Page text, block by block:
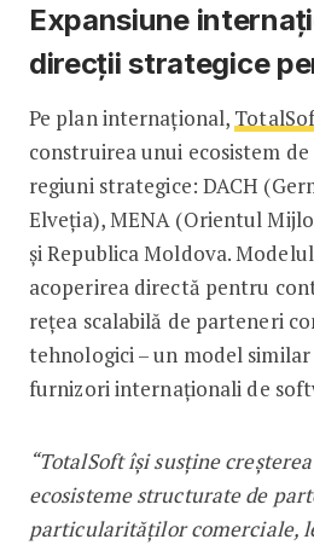
Expansiune
direcții strategice
Pe plan internațional,
construirea unui ecosistem
regiuni strategice: DACH
Elveția), MENA (Orientul
și Republica Moldova.
acoperirea directă pentru
rețea scalabilă de parteneri
tehnologici – un model
furnizori internaționali de
“TotalSoft își susține
ecosisteme structurate de
particularităților comerciale,